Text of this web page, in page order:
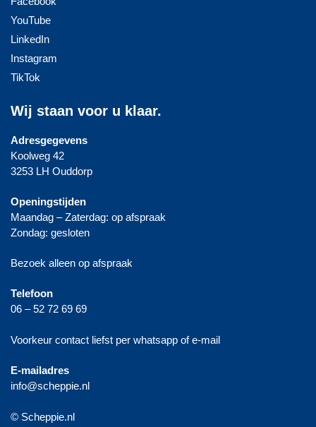
YouTube
LinkedIn
Instagram
TikTok
Wij staan voor u klaar.
Adresgegevens
Koolweg 42
3253 LH Ouddorp
Openingstijden
Maandag – Zaterdag: op afspraak
Zondag: gesloten
Bezoek alleen op afspraak
Telefoon
06 – 52 72 69 69
Voorkeur contact liefst per whatsapp of e-mail
E-mailadres
info@scheppie.nl
© Scheppie.nl